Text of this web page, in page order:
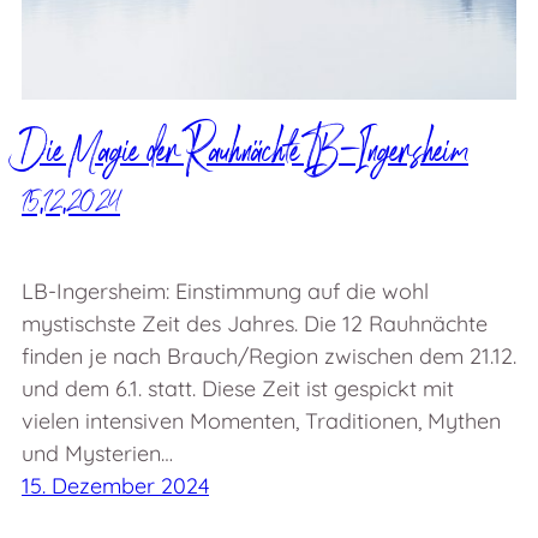
Die Magie der Rauhnächte LB-Ingersheim
15.12.2024
LB-Ingersheim: Einstimmung auf die wohl
mystischste Zeit des Jahres. Die 12 Rauhnächte
finden je nach Brauch/Region zwischen dem 21.12.
und dem 6.1. statt. Diese Zeit ist gespickt mit
vielen intensiven Momenten, Traditionen, Mythen
und Mysterien…
15. Dezember 2024